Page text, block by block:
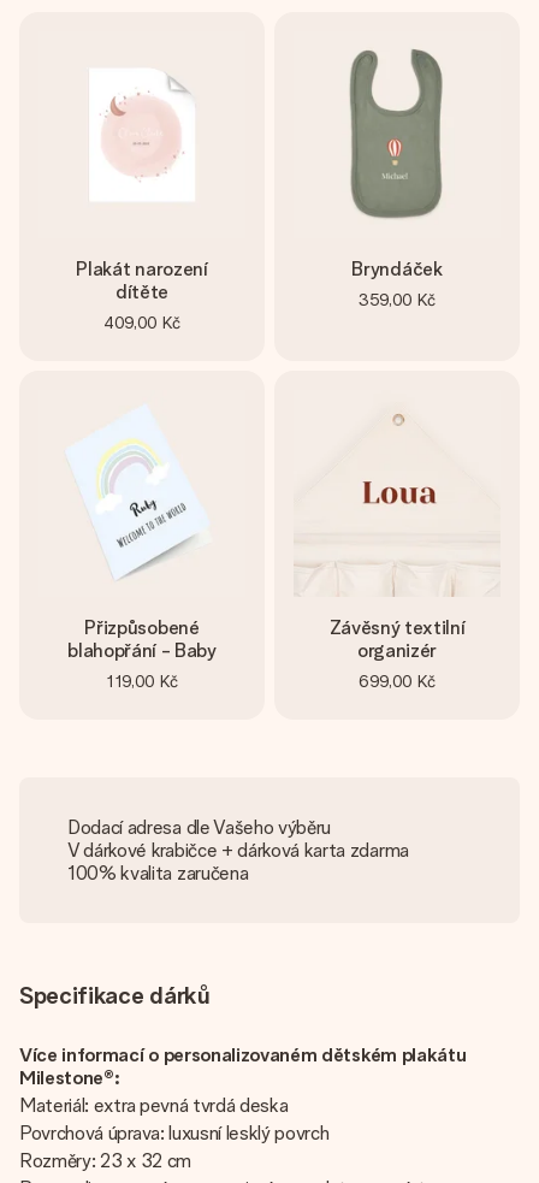
Plakát narození
dítěte
409,00 Kč
Bryndáček
359,00 Kč
Přizpůsobené
blahopřání - Baby
119,00 Kč
Závěsný textilní
organizér
699,00 Kč
Dodací adresa dle Vašeho výběru
V dárkové krabičce + dárková karta zdarma
100% kvalita zaručena
Specifikace dárků
Více informací o personalizovaném dětském plakátu
Milestone®:
Materiál: extra pevná tvrdá deska
Povrchová úprava: luxusní lesklý povrch
Rozměry: 23 x 32 cm